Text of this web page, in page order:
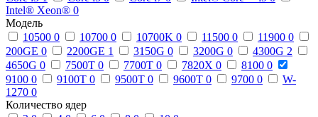
Intel® Xeon® 0
Модель
10500 0 10700 0 10700K 0 11500 0 11900 0
200GE 0 2200GE 1 3150G 0 3200G 0 4300G 2
4650G 0 7500T 0 7700T 0 7820X 0 8100 0
9100 0 9100T 0 9500T 0 9600T 0 9700 0
W-
1270 0
Количество ядер